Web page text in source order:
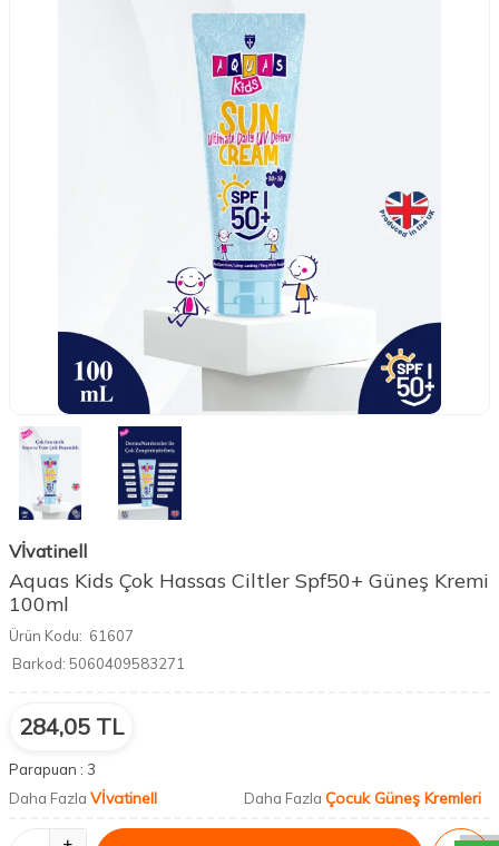
DESTEK
Vİvatinell
Aquas Kids Çok Hassas Ciltler Spf50+ Güneş Kremi
100ml
Ürün Kodu: 61607
Barkod: 5060409583271
284,05 TL
Parapuan : 3
Daha Fazla Vİvatinell Daha Fazla Çocuk Güneş Kremleri